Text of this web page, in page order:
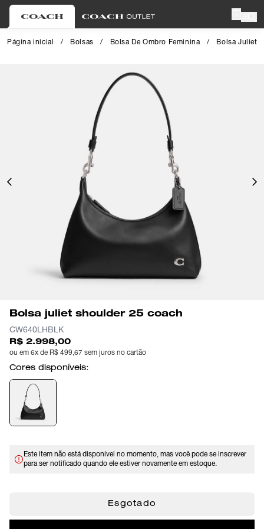
Página inicial / Bolsas / Bolsa De Ombro Feminina / Bolsa Juliet
Bolsa juliet shoulder 25 coach
CW640LHBLK
R$ 2.998,00
ou em 6x de R$ 499,67 sem juros no cartão
Cores disponíveis:
Este item não está disponível no momento, mas você pode se inscrever
para ser notificado quando ele estiver novamente em estoque.
Esgotado